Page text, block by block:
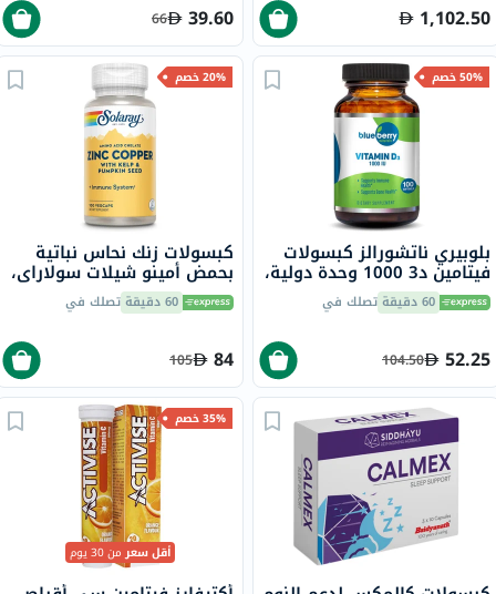
1,102.50
39.60
66
50% خصم
بلوبيري ناتشورالز كبسولات
فيتامين د3 1000 وحدة دولية،
100 قطعة 60 دقيقة تصلك في
52.25
104.50
20% خصم
كبسولات زنك نحاس نباتية
بحمض أمينو شيلات سولاراي،
100 كبسولة 60 دقيقة تصلك في
84
105
35% خصم
أقل سعرمن 30 يوم